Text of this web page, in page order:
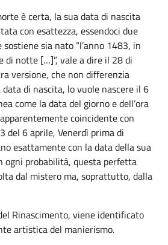
è certa, la sua data di nascita
con esattezza, essendoci due
sia nato “l’anno 1483, in
di notte […]”, vale a dire il 28 di
versione, che non differenzia
di nascita, lo vuole nascere il 6
come la data del giorno e dell’ora
coincidente con
del 6 aprile, Venerdì prima di
esattamente con la data della sua
ogni probabilità, questa perfetta
dal mistero ma, soprattutto, dalla
Rinascimento, viene identificato
artistica del manierismo.